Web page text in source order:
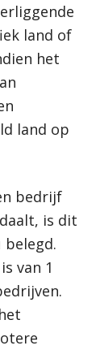
land of
het
land op
bedrijf
is dit
van 1